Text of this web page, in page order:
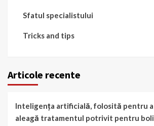
Sfatul specialistului
Tricks and tips
Articole recente
Inteligența artificială, folosită pentru a
aleagă tratamentul potrivit pentru